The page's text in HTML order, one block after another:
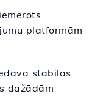
platformām
stabilas
dažādām